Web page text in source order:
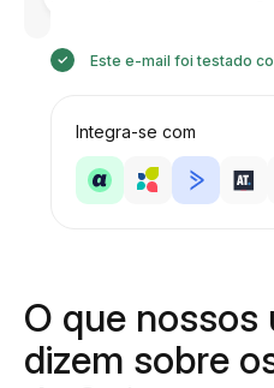
Este e-mail foi testado
Integra-se com
O que nossos
dizem sobre